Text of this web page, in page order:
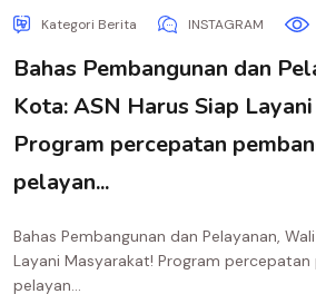
Kategori Berita INSTAGRAM
Bahas Pembangunan dan
Kota: ASN Harus Siap
Program percepatan
pelayan...
Bahas Pembangunan dan Pelayanan,
Layani Masyarakat! Program
pelayan...